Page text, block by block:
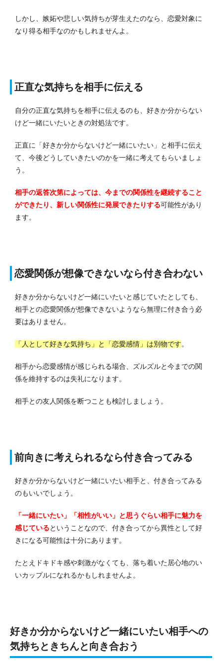
しかし、嫉妬や悲しい気持ちが芽生えたのなら、恋愛対象に
なり得る相手なのかもしれませんよ。
正直な気持ちを相手に伝える
自分の正直な気持ちを相手に伝えるのも、好きか分からない
けど一緒にいたいときの対処法です。
正直に「好きか分からないけど一緒にいたい」と相手に伝え
て、今後どうしていきたいのかを一緒に考えてもらいましょ
う。
相手の返答次第によっては、今までの関係性を継続すること
ができたり、新しい関係性に発展できたりする可能性があり
ます。
恋愛関係が想像できないなら付き合わない
好きか分からないけど一緒にいたいと感じていたとしても、
相手との恋愛関係が想像できないようなら無理に付き合う必
要はありません。
「人として好きな気持ち」と「恋愛感情」は別物です。
相手から恋愛感情が感じられる場合、ズルズルと今までの関
係を維持するのは失礼になります。
相手との友人関係を断つことも検討しましょう。
前向きに考えられるなら付き合ってみる
好きか分からないけど一緒にいたい相手と、付き合ってみる
のもいいでしょう。
「一緒にいたい」「相性がいい」と思うぐらい相手に魅力を
感じているということなので、付き合ってから異性として好
きになる可能性は十分にあります。
たとえドキドキ感や刺激がなくても、落ち着いた居心地のい
いカップルになれるかもしれませんよ。
好きか分からないけど一緒にいたい相手への
気持ちときちんと向き合おう